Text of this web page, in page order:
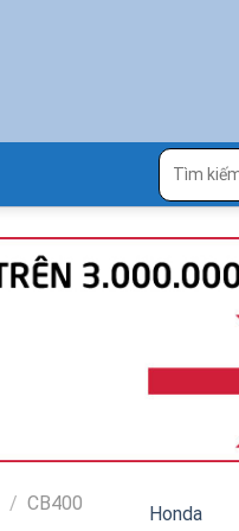
Tìm
kiếm:
/ CB400
Honda